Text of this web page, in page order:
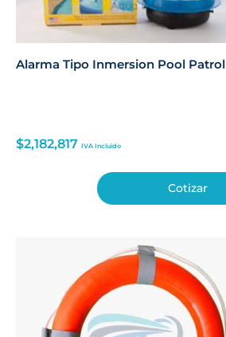
Alarma Tipo Inmersion Pool Patrol
$2,182,817 IVA Incluido
Cotizar